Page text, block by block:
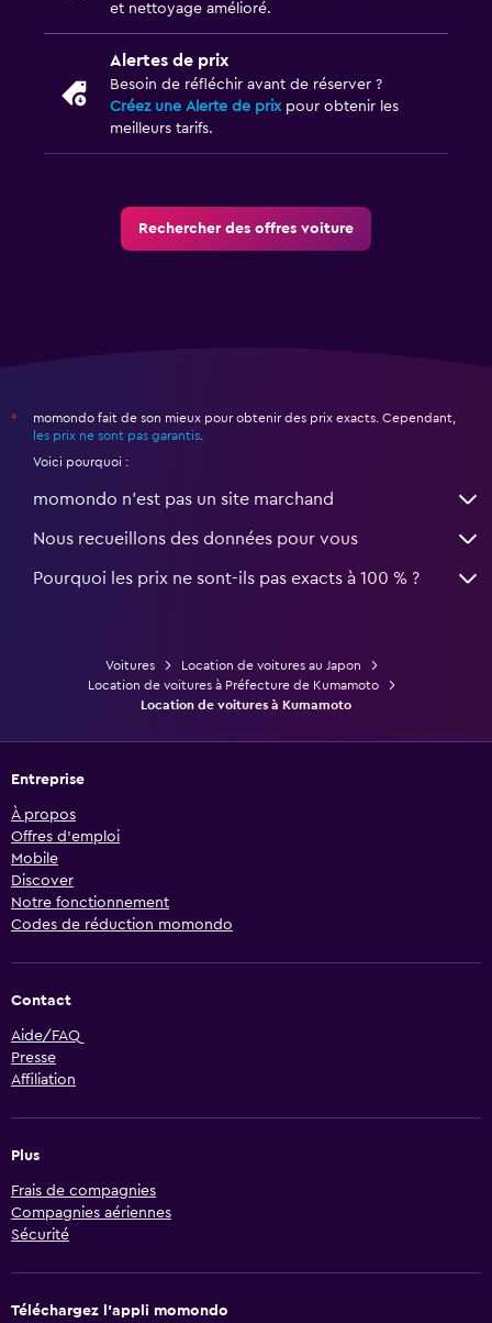
et nettoyage amélioré.
Alertes de prix
Besoin de réfléchir avant de réserver ?
Créez une Alerte de prixpour obtenir les
meilleurs tarifs.
Rechercher des offres voiture
*
momondo fait de son mieux pour obtenir des prix exacts. Cependant,
les prix ne sont pas garantis
Voici pourquoi :
momondo n'est pas un site marchand
Nous recueillons des données pour vous
Pourquoi les prix ne sont-ils pas exacts à 100 % ?
Voitures
Location de voitures au Japon
Location de voitures à Préfecture de Kumamoto
Location de voitures à Kumamoto
Entreprise
À propos
Offres d’emploi
Mobile
Discover
Notre fonctionnement
Codes de réduction momondo
Contact
Aide/FAQ
Presse
Affiliation
Plus
Frais de compagnies
Compagnies aériennes
Sécurité
Téléchargez l’appli momondo